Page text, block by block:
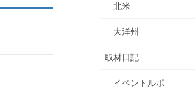
北米
大洋州
取材日記
イベントルポ